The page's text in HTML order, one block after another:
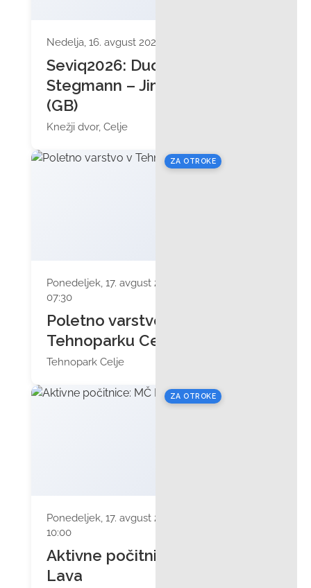
Nedelja, 16. avgust 2026 ob 19:30
Seviq2026: Duo
Stegmann – Jiménez
(GB)
Knežji dvor, Celje
ZA OTROKE
Ponedeljek, 17. avgust 2026 ob
07:30
Poletno varstvo v
Tehnoparku Celje
Tehnopark Celje
ZA OTROKE
Ponedeljek, 17. avgust 2026 ob
10:00
Aktivne počitnice: MČ
Lava